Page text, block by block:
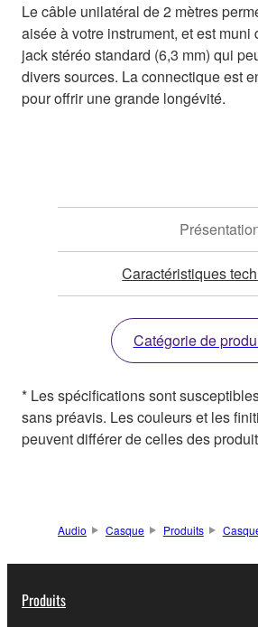
Le câble unilatéral de 2 mètres
aisée à votre instrument, et est muni
jack stéréo standard (6,3 mm) qui
divers sources. La connectique est
pour offrir une grande longévité.
Caractéristiques
Catégorie de
* Les spécifications sont
sans préavis. Les couleurs et les
peuvent différer de celles des
Audio Casque Produits
Produits